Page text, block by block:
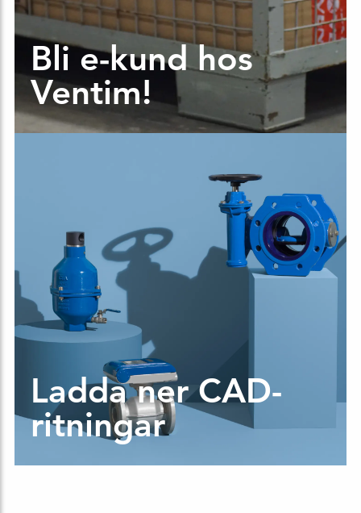
Bli e-kund hos
Ventim!
Ladda ner CAD-
ritningar